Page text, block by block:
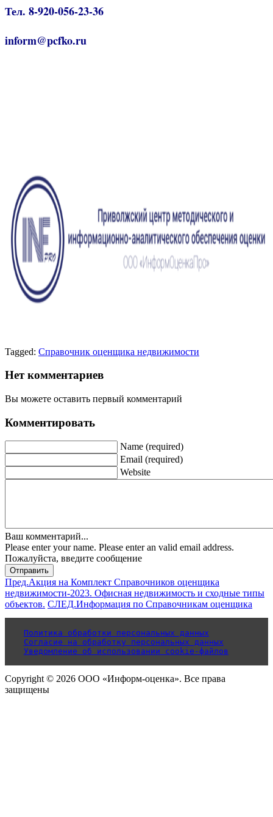
Тел. 8-920-056-23-36
inform@pcfko.ru
Tagged: Справочник оценщика недвижимости
Нет комментариев
Вы можете оставить первый комментарий
Комментировать
Name (required)
Email (required)
Website
Ваш комментарий...
Please enter your name. Please enter an valid email address.
Пожалуйста, введите сообщение
Отправить
Пред.Акция на Комплект Справочников оценщика
недвижимости-2023. Офисная недвижимость и сходные типы
объектов. СЛЕД.Информация по Справочникам оценщика
Политика обработки персональных данных
Согласие на обработку персональных данных
Уведомление об использовании cookie-файлов
Copyright © 2026 ООО «Информ-оценка». Все права
защищены